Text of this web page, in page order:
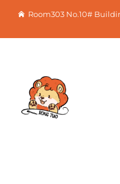
Room303 No.10#